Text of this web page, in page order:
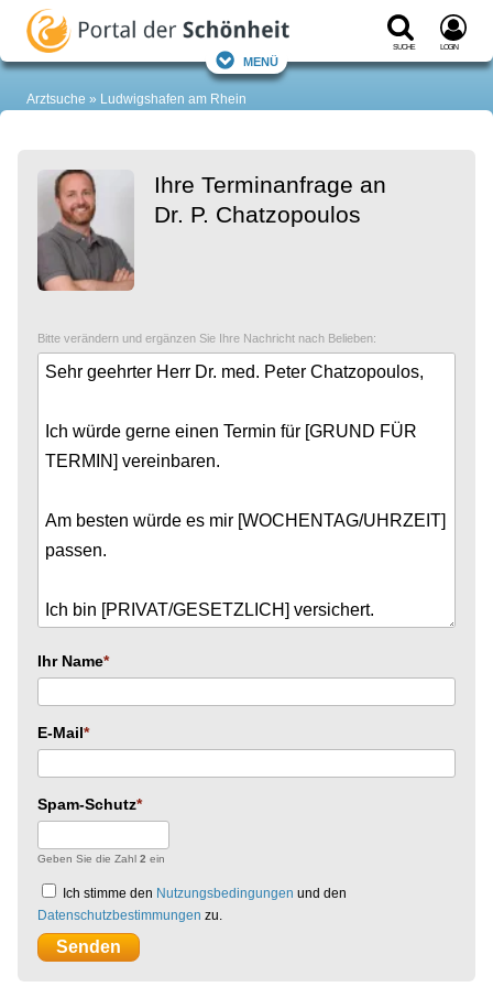
Suche Login
Menü
Arztsuche Ludwigshafen am Rhein
Ihre Terminanfrage an
Dr. P. Chatzopoulos
Bitte verändern und ergänzen Sie Ihre Nachricht nach Belieben:
Ihr Name
E-Mail
Spam-Schutz
Geben Sie die Zahl 2 ein
Ich stimme den Nutzungsbedingungen und den
Datenschutzbestimmungen zu.